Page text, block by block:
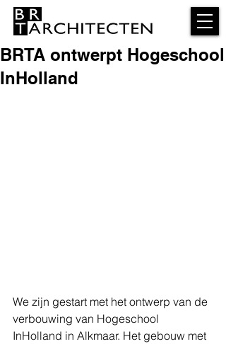
BRTA ontwerpt Hogeschool
InHolland
We zijn gestart met het ontwerp van de
verbouwing van Hogeschool
InHolland in Alkmaar. Het gebouw met